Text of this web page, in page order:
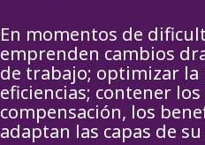
En momentos de
emprenden cambios
de trabajo; optimizar
eficiencias; contener
compensación, los
adaptan las capas de